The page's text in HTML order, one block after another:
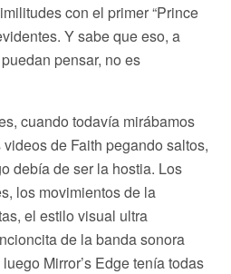
con el primer “Prince
Y sabe que eso, a
pensar, no es
cuando todavía mirábamos
de Faith pegando saltos,
debía de ser la hostia. Los
los movimientos de la
el estilo visual ultra
de la banda sonora
Mirror’s Edge tenía todas